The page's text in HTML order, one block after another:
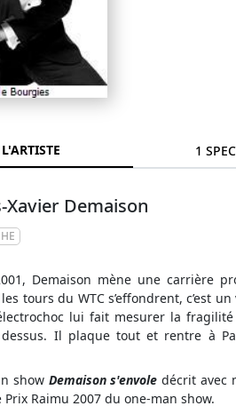
L'ARTISTE 1
Xavier Demaison
Demaison mène une carrière
tours du WTC s’effondrent, c’est
lui fait mesurer la
Il plaque tout et rentre à
show Demaison s'envole décrit avec
Raimu 2007 du one-man show.